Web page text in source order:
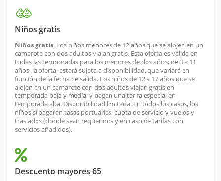
Niños gratis
Niños gratis. Los niños menores de 12 años que se alojen en un
camarote con dos adultos viajan gratis. Esta oferta es válida en
todas las temporadas para los menores de dos años; de 3 a 11
años, la oferta, estará sujeta a disponibilidad, que variará en
función de la fecha de salida. Los niños de 12 a 17 años que se
alojen en un camarote con dos adultos viajan gratis en
temporada baja y media, y pagan una tarifa especial en
temporada alta. Disponibilidad limitada. En todos los casos, los
niños sí pagarán tasas portuarias, cuota de servicio y vuelos y
traslados (donde sean requeridos y en caso de tarifas con
servicios añadidos).
Descuento mayores 65